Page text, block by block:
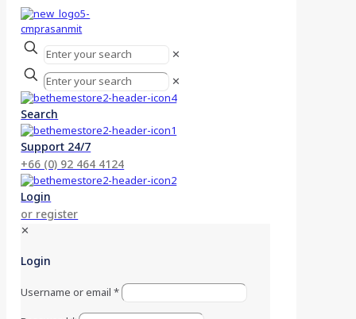
✕
✕
Search
Support 24/7
+66 (0) 92 464 4124
Login
or register
✕
Login
Username or email*